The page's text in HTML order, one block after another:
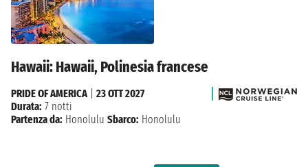
Hawaii: Hawaii, Polinesia francese
PRIDE OF AMERICA| 23 OTT 2027
Durata: 7 notti
Partenza da: Honolulu Sbarco: Honolulu